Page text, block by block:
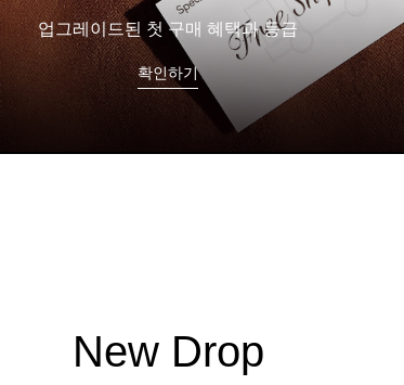
누적 판매 35만 장 스테디셀러
쇼핑하기
New Drop